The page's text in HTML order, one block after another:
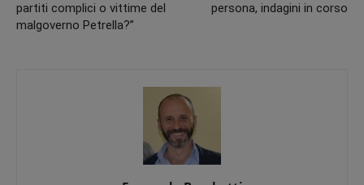
partiti complici o vittime del
malgoverno Petrella?”
persona, indagini in corso